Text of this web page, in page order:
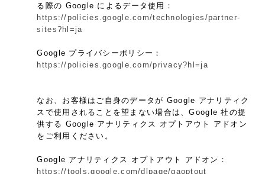
る際の Google によるデータ使用：
https://policies.google.com/technologies/partner-
sites?hl=ja
Google プライバシーポリシー：
https://policies.google.com/privacy?hl=ja
なお、お客様はご自身のデータが Google アナリティク
スで使用されることを望まない場合は、Google 社の提
供する Google アナリティクス オプトアウト アドオン
をご利用ください。
Google アナリティクス オプトアウト アドオン：
https://tools.google.com/dlpage/gaoptout